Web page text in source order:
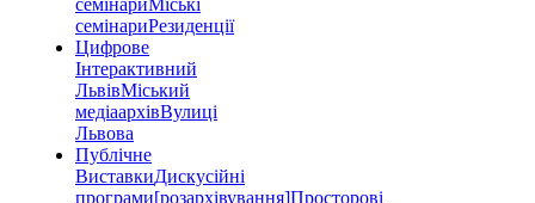
семінариМіські
семінариРезиденції
Цифрове
Інтерактивний
ЛьвівМіський
медіаархівВулиці
Львова
Публічне
ВиставкиДискусійні
програми[розархівування]Просторові